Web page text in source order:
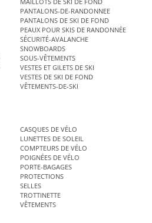
PANTALONS-DE-RANDONNEE
PANTALONS DE SKI DE FOND
PEAUX POUR SKIS DE RANDONNÉE
SÉCURITÉ-AVALANCHE
SNOWBOARDS
SOUS-VÊTEMENTS
VESTES ET GILETS DE SKI
VESTES DE SKI DE FOND
VÊTEMENTS-DE-SKI
CASQUES DE VÉLO
LUNETTES DE SOLEIL
COMPTEURS DE VÉLO
POIGNÉES DE VÉLO
PORTE-BAGAGES
PROTECTIONS
SELLES
TROTTINETTE
VÊTEMENTS